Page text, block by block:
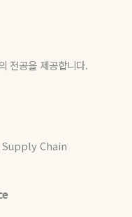
전공을 제공합니다.
Chain